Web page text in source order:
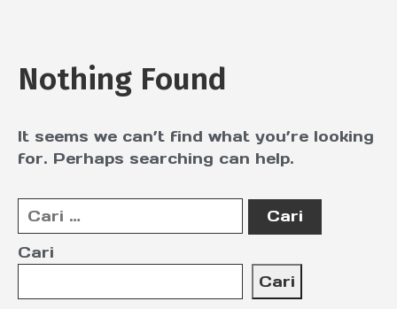
Nothing Found
It seems we can’t find what you’re looking
for. Perhaps searching can help.
Cari
Cari